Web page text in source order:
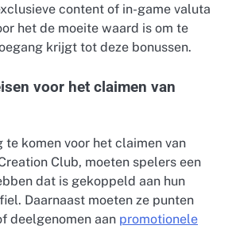
content of in-game valuta
het de moeite waard is om te
krijgt tot deze bonussen.
voor het claimen van
te komen voor het claimen van
Club, moeten spelers een
dat is gekoppeld aan hun
Daarnaast moeten ze punten
deelgenomen aan promotionele